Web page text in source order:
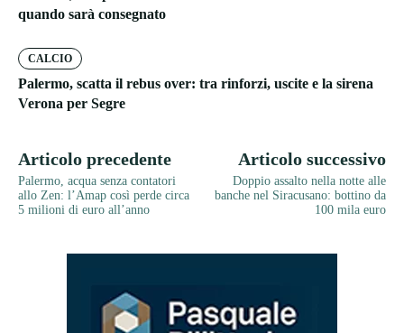
quando sarà consegnato
CALCIO
Palermo, scatta il rebus over: tra rinforzi, uscite e la sirena
Verona per Segre
Articolo precedente
Palermo, acqua senza contatori
allo Zen: l’Amap così perde circa
5 milioni di euro all’anno
Articolo successivo
Doppio assalto nella notte alle
banche nel Siracusano: bottino da
100 mila euro